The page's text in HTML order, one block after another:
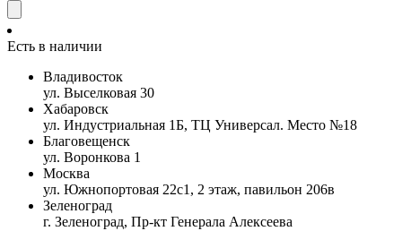
Есть в наличии
Владивосток
ул. Выселковая 30
Хабаровск
ул. Индустриальная 1Б, ТЦ Универсал. Место №18
Благовещенск
ул. Воронкова 1
Москва
ул. Южнопортовая 22с1, 2 этаж, павильон 206в
Зеленоград
г. Зеленоград, Пр-кт Генерала Алексеева